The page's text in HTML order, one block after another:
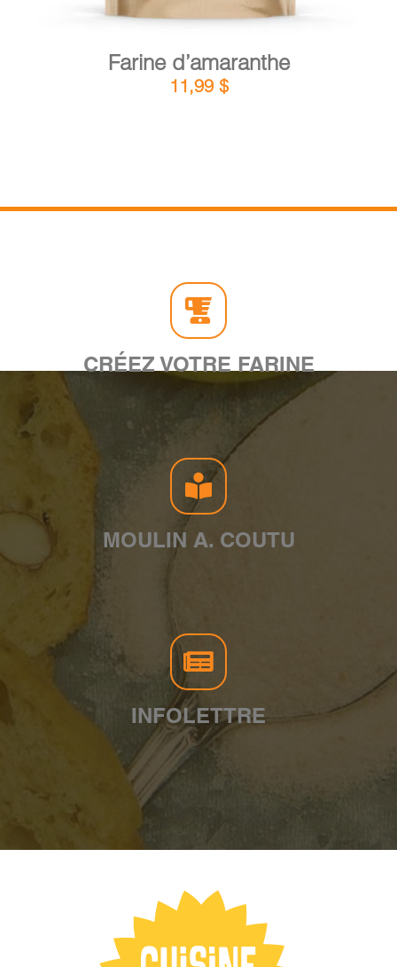
Farine d’amaranthe
11,99 $
CRÉEZ VOTRE FARINE
MOULIN A. COUTU
INFOLETTRE